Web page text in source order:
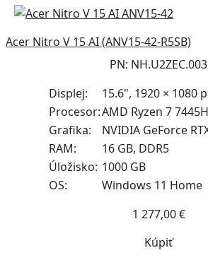
Acer Nitro V 15 AI (ANV15-42-R5SB)
PN: NH.U2ZEC.003
Displej:
15.6", 1920 × 1080
Procesor:AMD Ryzen 7
Grafika:
NVIDIA GeForce
RAM:
16 GB, DDR5
Úložisko: 1000 GB
OS:
Windows 11 Home
1 277,00 €
Kúpiť